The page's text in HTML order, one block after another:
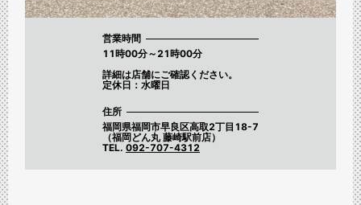
営業時間
11時00分～21時00分
詳細は店舗にご確認ください。
定休日：水曜日
住所
福岡県福岡市早良区高取2丁目18-7
（福岡どん丸 藤崎駅前店）
TEL. 092-707-4312